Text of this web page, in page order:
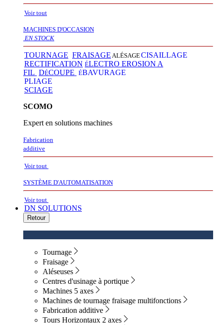
Voir tout
MACHINES D'OCCASION
EN STOCK
TOURNAGE FRAISAGE ALÉSAGECISAILLAGE
RECTIFICATION ÉLECTRO EROSION A
FIL DÉCOUPE ÉBAVURAGE
PLIAGE
SCIAGE
SCOMO
Expert en solutions machines
Fabrication
additive
Voir tout
SYSTÈME D'AUTOMATISATION
Voir tout
DN SOLUTIONS
Retour
Tournage
Fraisage
Aléseuses
Centres d'usinage à portique
Machines 5 axes
Machines de tournage fraisage multifonctions
Fabrication additive
Tours Horizontaux 2 axes